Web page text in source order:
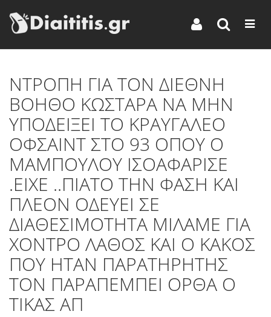
ΝΤΡΟΠΗ ΓΙΑ ΤΟΝ ΔΙΕΘΝΗ
ΒΟΗΘΟ ΚΩΣΤΑΡΑ ΝΑ ΜΗΝ
ΥΠΟΔΕΙΞΕΙ ΤΟ ΚΡΑΥΓΑΛΕΟ
ΟΦΣΑΙΝΤ ΣΤΟ 93 ΟΠΟΥ Ο
ΜΑΜΠΟΥΛΟΥ ΙΣΟΑΦΑΡΙΣΕ
.ΕΙΧΕ ..ΠΙΑΤΟ ΤΗΝ ΦΑΣΗ ΚΑΙ
ΠΛΕΟΝ ΟΔΕΥΕΙ ΣΕ
ΔΙΑΘΕΣΙΜΟΤΗΤΑ ΜΙΛΑΜΕ ΓΙΑ
ΧΟΝΤΡΟ ΛΑΘΟΣ ΚΑΙ Ο ΚΑΚΟΣ
ΠΟΥ ΗΤΑΝ ΠΑΡΑΤΗΡΗΤΗΣ
ΤΟΝ ΠΑΡΑΠΕΜΠΕΙ ΟΡΘΑ Ο
ΤΙΚΑΣ ΑΠ